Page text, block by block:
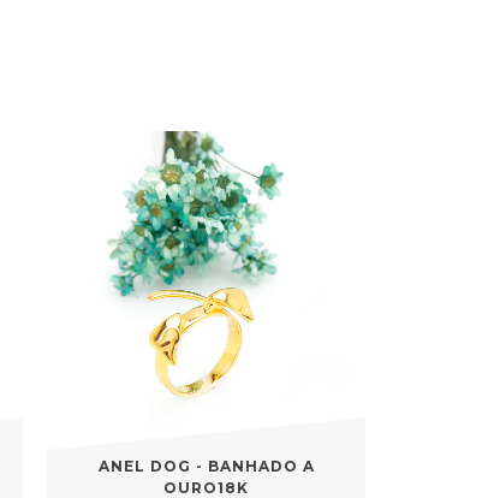
ANEL DOG - BANHADO A
OURO18K